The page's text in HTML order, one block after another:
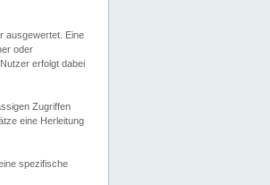
ausgewertet. Eine
oder
erfolgt dabei
Zugriffen
eine Herleitung
spezifische